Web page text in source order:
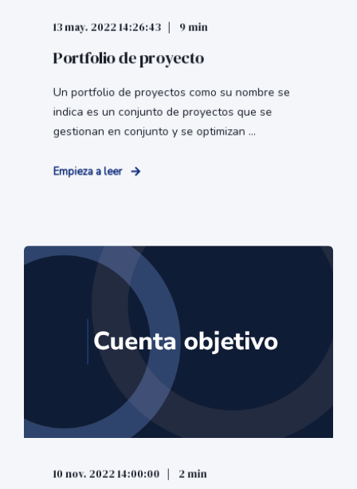
13 may. 2022 14:26:43 9 min
Portfolio de proyecto
Un portfolio de proyectos como su nombre se
indica es un conjunto de proyectos que se
gestionan en conjunto y se optimizan ...
Empieza a leer
10 nov. 2022 14:00:00 2 min